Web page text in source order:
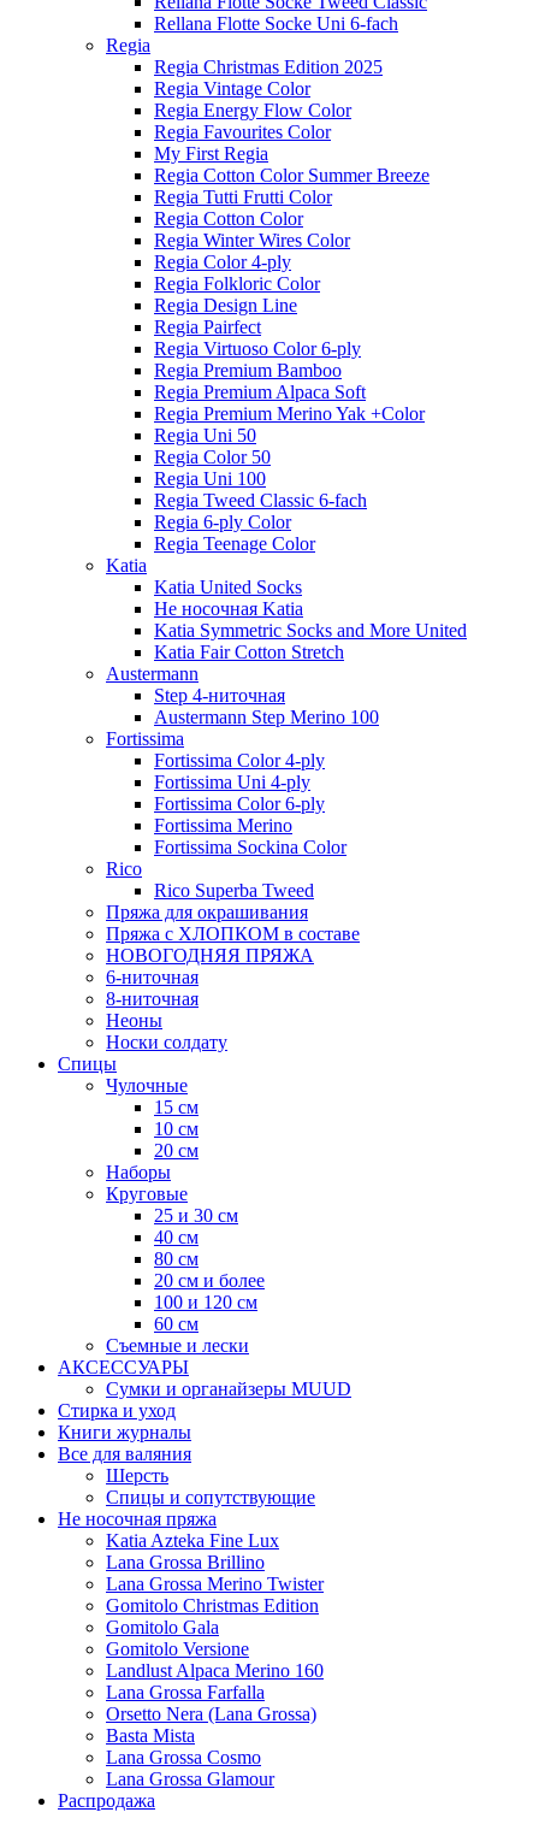
Rellana Flotte Socke Uni 6-fach
Regia
Regia Christmas Edition 2025
Regia Vintage Color
Regia Energy Flow Color
Regia Favourites Color
My First Regia
Regia Cotton Color Summer Breeze
Regia Tutti Frutti Color
Regia Cotton Color
Regia Winter Wires Color
Regia Color 4-ply
Regia Folkloric Color
Regia Design Line
Regia Pairfect
Regia Virtuoso Color 6-ply
Regia Premium Bamboo
Regia Premium Alpaca Soft
Regia Premium Merino Yak +Color
Regia Uni 50
Regia Color 50
Regia Uni 100
Regia Tweed Classic 6-fach
Regia 6-ply Color
Regia Teenage Color
Katia
Katia United Socks
Не носочная Katia
Katia Symmetric Socks and More United
Katia Fair Cotton Stretch
Austermann
Step 4-ниточная
Austermann Step Merino 100
Fortissima
Fortissima Color 4-ply
Fortissima Uni 4-ply
Fortissima Color 6-ply
Fortissima Merino
Fortissima Sockina Color
Rico
Rico Superba Tweed
Пряжа для окрашивания
Пряжа с ХЛОПКОМ в составе
НОВОГОДНЯЯ ПРЯЖА
6-ниточная
8-ниточная
Неоны
Носки солдату
Спицы
Чулочные
15 см
10 см
20 см
Наборы
Круговые
25 и 30 см
40 см
80 см
20 см и более
100 и 120 см
60 см
Съемные и лески
АКСЕССУАРЫ
Сумки и органайзеры MUUD
Стирка и уход
Книги журналы
Все для валяния
Шерсть
Спицы и сопутствующие
Не носочная пряжа
Katia Azteka Fine Lux
Lana Grossa Brillino
Lana Grossa Merino Twister
Gomitolo Christmas Edition
Gomitolo Gala
Gomitolo Versione
Landlust Alpaca Merino 160
Lana Grossa Farfalla
Orsetto Nera (Lana Grossa)
Basta Mista
Lana Grossa Cosmo
Lana Grossa Glamour
Распродажа